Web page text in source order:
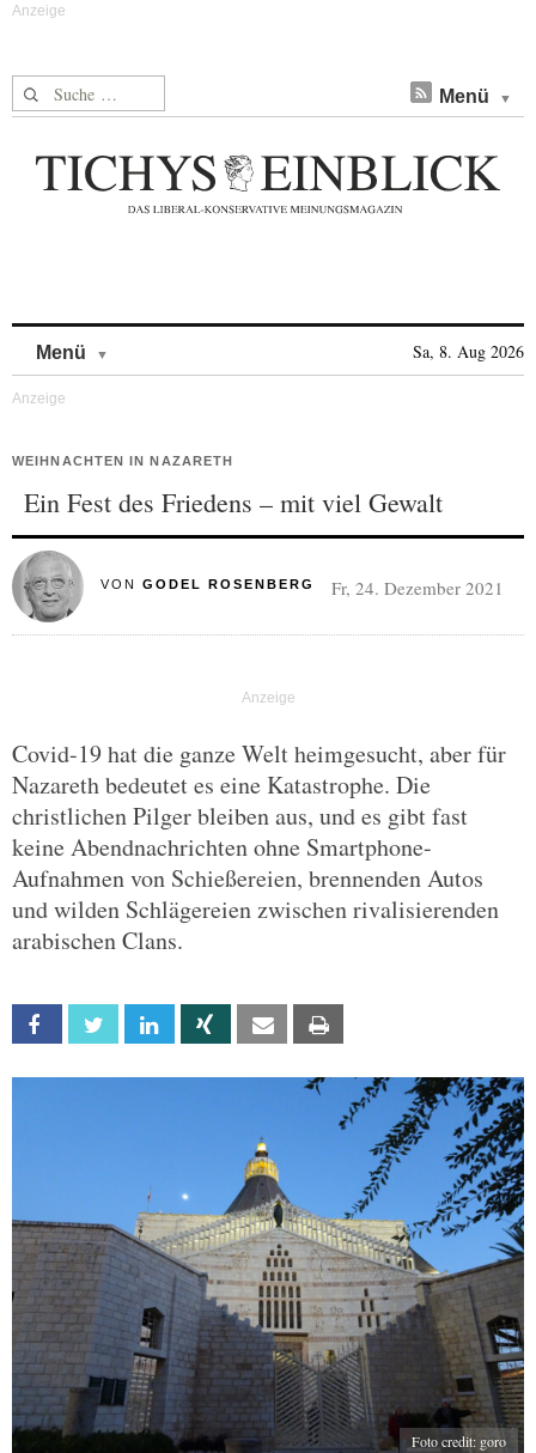
Suche nach: Menü
Menü Sa, 8. Aug 2026
WEIHNACHTEN IN NAZARETH
Ein Fest des Friedens – mit viel Gewalt
VON GODEL ROSENBERG Fr, 24. Dezember 2021
Covid-19 hat die ganze Welt heimgesucht, aber für
Nazareth bedeutet es eine Katastrophe. Die
christlichen Pilger bleiben aus, und es gibt fast
keine Abendnachrichten ohne Smartphone-
Aufnahmen von Schießereien, brennenden Autos
und wilden Schlägereien zwischen rivalisierenden
arabischen Clans.
Facebook Twitter Linkedin Xing Email
Foto credit: goro